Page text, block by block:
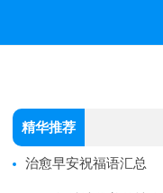
精华推荐
治愈早安祝福语汇总